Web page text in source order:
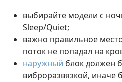
выбирайте модели с
Sleep/Quiet;
важно правильное
поток не попадал на
наружный блок должен
виброразвязкой, иначе